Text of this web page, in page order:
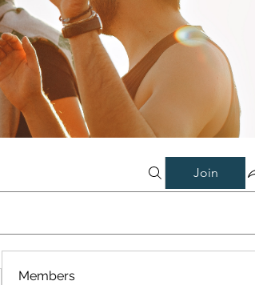
Join
Members